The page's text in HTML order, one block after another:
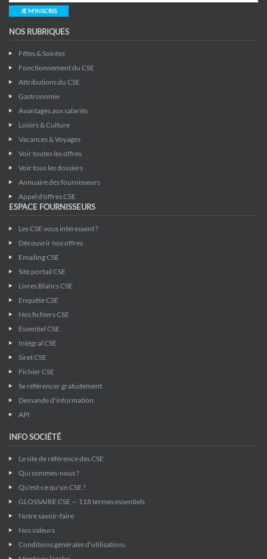
JE M'INSCRIS
NOS RUBRIQUES
Fêtes & Soirées
Fonctionnement du CSE
Attributions du CSE
Gastronomie
Avantages aux salariés
Loisirs & Culture
Vacances & Voyages
Voir toutes les offres
Voir tous les dossiers
Annuaire des fournisseurs
Appel d'offres CSE
ESPACE FOURNISSEURS
Les CSE vous intéressent ?
Découvrir nos offres
Emailing CSE
Site portail CSE
Livres Blancs CSE
Enquête CSE
Nos fichiers CSE
Essentiel CSE
Intégral CSE
Siret CSE
Fichier CSE
Se référencer gratuitement
Demande d'information
API
INFO SOCIÉTÉ
Le site de référence des CSE
Qui sommes-nous ?
Qu'est-ce qu'un CSE ?
GLOSSAIRE CSE — 118 termes essentiels
Notre savoir-faire
Nos valeurs
Conditions générales d'utilisations